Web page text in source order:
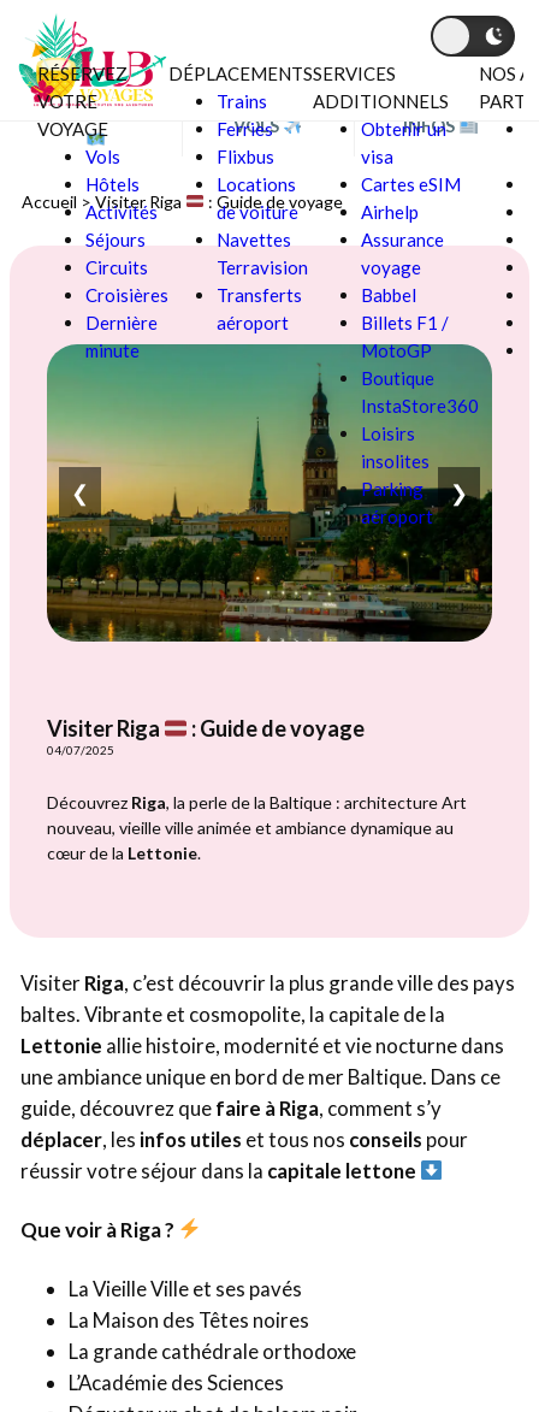
Aller au contenu
RÉSERVEZ
VOTRE
VOYAGE
Vols
Hôtels
Activités
Séjours
Circuits
Croisières
Dernière
minute
DÉPLACEMENTS
Trains
Ferries
Flixbus
Locations
de voiture
Navettes
Terravision
Transferts
aéroport
SERVICES
ADDITIONNELS
Obtenir un
visa
Cartes eSIM
Airhelp
Assurance
voyage
Babbel
Billets F1 /
MotoGP
Boutique
InstaStore360
Loisirs
insolites
Parking
aéroport
NOS
BONS PLANS
VOLS INFOS
Accueil >Visiter Riga : Guide de voyage
❮ ❯
Visiter Riga : Guide de voyage
04/07/2025
Découvrez Riga, la perle de la Baltique : architecture Art
nouveau, vieille ville animée et ambiance dynamique au
cœur de la Lettonie.
VisiterRiga, c’est découvrir la plus grande ville des pays
baltes. Vibrante et cosmopolite, la capitale de la
Lettonie allie histoire, modernité et vie nocturne dans
une ambiance unique en bord de mer Baltique. Dans ce
guide, découvrez quefaire à Riga, comment s’y
déplacer, les infos utiles et tous nos conseils pour
réussir votre séjour dans la capitale lettone
Que voir à Riga ?
La Vieille Ville et ses pavés
La Maison des Têtes noires
La grande cathédrale orthodoxe
L’Académie des Sciences